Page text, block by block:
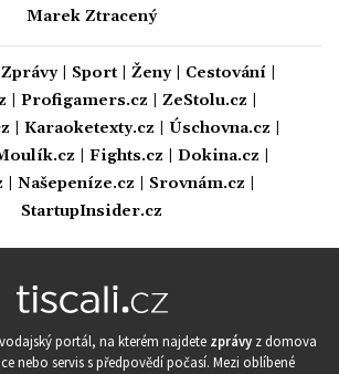
Marek Ztracený
Zprávy| Sport| Ženy| Cestování|
Profigamers.cz ZeStolu.cz
Karaoketexty.cz Úschovna.cz
Fights.cz Dokina.cz
Našepeníze.cz Srovnám.cz
StartupInsider.cz
portál, na kterém najdete zprávy z domova
nebo servis s předpovědí počasí. Mezi oblíbené